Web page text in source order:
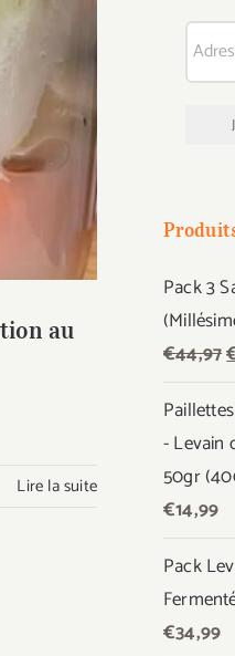
au
Lire la suite
Pack 3
€44,97
- Levain
50gr
€14,99
Pack
€34,99